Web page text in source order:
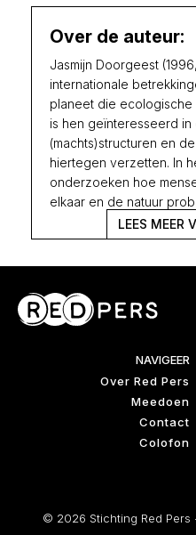
Over de auteur:
Jasmijn Doorgeest
internationale
planeet die
is hen geïnteresseerd
(machts)structuren en
hiertegen verzetten. In
onderzoeken hoe
elkaar en de natuur
LEES MEER
NAVIGEER
Over Red Pers
Meedoen
Contact
Colofon
© 2026 Stichting Red